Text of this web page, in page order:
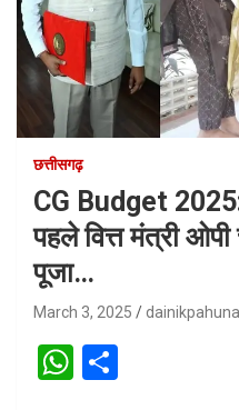
छत्तीसगढ़
CG Budget
पहले वित्त मंत्री ओपी
पूजा…
March 3, 2025 dainikpahuna
W